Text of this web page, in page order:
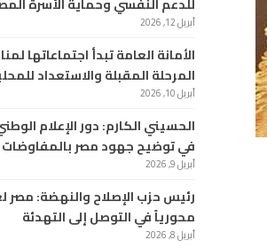
أبريل 12, 2026
الأمانة العامة تبدأ اجتماعاتها
المرحلة المقبلة والاستعداد
أبريل 10, 2026
الحسيني الكارم: دور الإعلام
في توضيح جهود مصر بالمفاوضات
أبريل 9, 2026
رئيس حزب الإصلاح والنهضة: مصر
محورياً في التوصل إلى التهدئة
أبريل 8, 2026